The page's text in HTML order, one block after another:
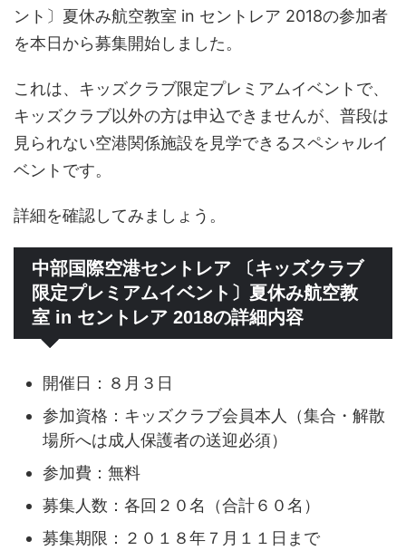
ント〕夏休み航空教室 in セントレア 2018の参加者
を本日から募集開始しました。
これは、キッズクラブ限定プレミアムイベントで、
キッズクラブ以外の方は申込できませんが、普段は
見られない空港関係施設を見学できるスペシャルイ
ベントです。
詳細を確認してみましょう。
中部国際空港セントレア 〔キッズクラブ
限定プレミアムイベント〕夏休み航空教
室 in セントレア 2018の詳細内容
開催日：８月３日
参加資格：キッズクラブ会員本人（集合・解散
場所へは成人保護者の送迎必須）
参加費：無料
募集人数：各回２０名（合計６０名）
募集期限：２０１８年７月１１日まで